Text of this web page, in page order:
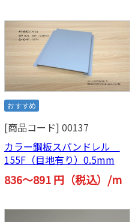
おすすめ
[商品コード] 00137
カラー鋼板スパンドレル
155F（目地有り）0.5mm
836～891 円（税込）/m